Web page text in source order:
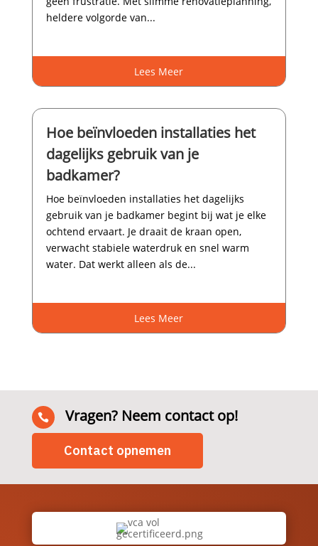
heldere volgorde van...
Lees Meer
Hoe beïnvloeden installaties het
dagelijks gebruik van je
badkamer?
Hoe beïnvloeden installaties het dagelijks
gebruik van je badkamer begint bij wat je elke
ochtend ervaart.​ Je draait de kraan open,
verwacht stabiele waterdruk en snel warm
water.​ Dat werkt alleen als de...
Lees Meer
 Vragen? Neem contact op!
Contact opnemen